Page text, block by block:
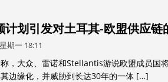
计划引发对土耳其-欧盟供应链
期一 18:11
，大众、雷诺和Stellantis游说欧盟成员国
边缘化，并威胁到长达30年的一体 […]